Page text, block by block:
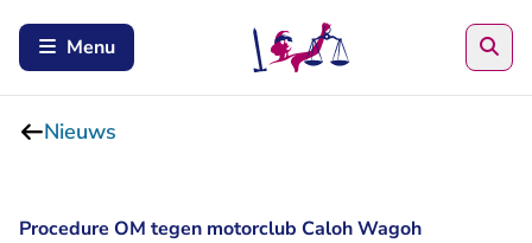
Menu
Nieuws
Procedure OM tegen motorclub Caloh Wagoh